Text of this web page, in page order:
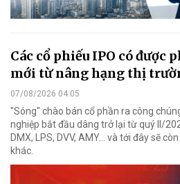
Các cổ phiếu IPO có được
mới từ nâng hạng thị
07/08/2026 04:05
"Sóng" chào bán cổ phần ra công
nghiệp bắt đầu dâng trở lại từ quý II/
DMX, LPS, DVV, AMY... và tới đây sẽ
khác.